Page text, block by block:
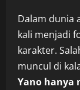
Dalam dunia
kali menjadi
karakter.
muncul di
Yano hanya